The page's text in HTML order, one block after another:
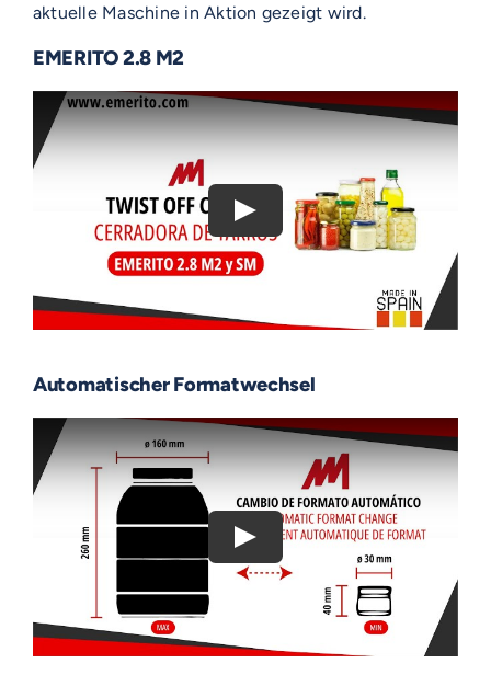
aktuelle Maschine in Aktion gezeigt wird.
EMERITO 2.8 M2
Automatischer Formatwechsel